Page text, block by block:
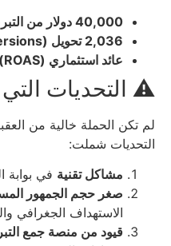
40,000 دولار من التبرعات
2,036 تحويل (Conversions)
عائد استثماري (ROAS)
⚠️ التحديات التي
لم تكن الحملة خالية من
التحديات شملت:
مشاكل تقنية في بوابة
صغر حجم الجمهور
الاستهداف الجغرافي
قيود من منصة جمع